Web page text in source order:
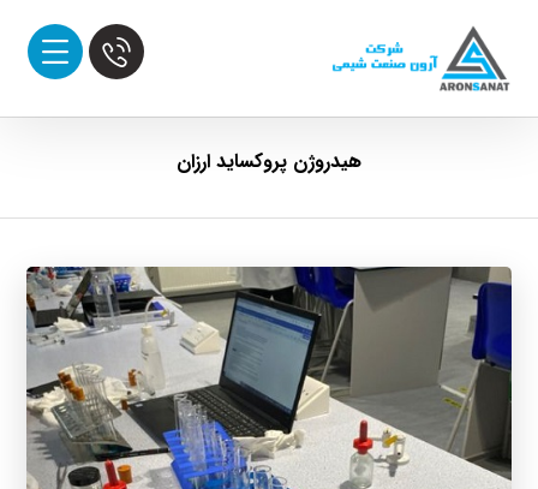
هیدروژن پروکساید ارزان